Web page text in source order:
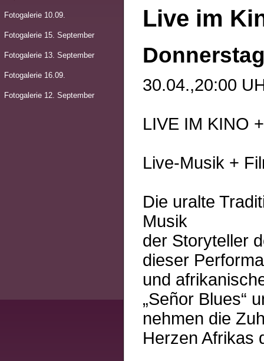
Fotogalerie 10.09.
Fotogalerie 15. September
Fotogalerie 13. September
Fotogalerie 16.09.
Fotogalerie 12. September
Live im
30.04.,20:00
LIVE IM KINO
Live-Musik +
Die uralte
Musik
der Storyteller
dieser
und
„Señor Blues“
nehmen die
Herzen Afrikas